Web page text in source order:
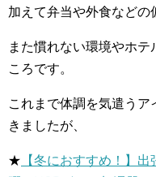
加えて弁当や外食などの
また慣れない環境やホ
ころです。
これまで体調を気遣う
きましたが、
★ 【冬におすすめ！】